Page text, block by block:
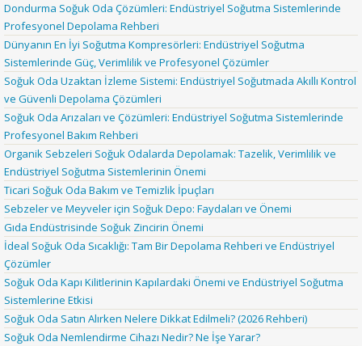
Dondurma Soğuk Oda Çözümleri: Endüstriyel Soğutma Sistemlerinde
Profesyonel Depolama Rehberi
Dünyanın En İyi Soğutma Kompresörleri: Endüstriyel Soğutma
Sistemlerinde Güç, Verimlilik ve Profesyonel Çözümler
Soğuk Oda Uzaktan İzleme Sistemi: Endüstriyel Soğutmada Akıllı Kontrol
ve Güvenli Depolama Çözümleri
Soğuk Oda Arızaları ve Çözümleri: Endüstriyel Soğutma Sistemlerinde
Profesyonel Bakım Rehberi
Organik Sebzeleri Soğuk Odalarda Depolamak: Tazelik, Verimlilik ve
Endüstriyel Soğutma Sistemlerinin Önemi
Ticari Soğuk Oda Bakım ve Temizlik İpuçları
Sebzeler ve Meyveler için Soğuk Depo: Faydaları ve Önemi
Gıda Endüstrisinde Soğuk Zincirin Önemi
İdeal Soğuk Oda Sıcaklığı: Tam Bir Depolama Rehberi ve Endüstriyel
Çözümler
Soğuk Oda Kapı Kilitlerinin Kapılardaki Önemi ve Endüstriyel Soğutma
Sistemlerine Etkisi
Soğuk Oda Satın Alırken Nelere Dikkat Edilmeli? (2026 Rehberi)
Soğuk Oda Nemlendirme Cihazı Nedir? Ne İşe Yarar?